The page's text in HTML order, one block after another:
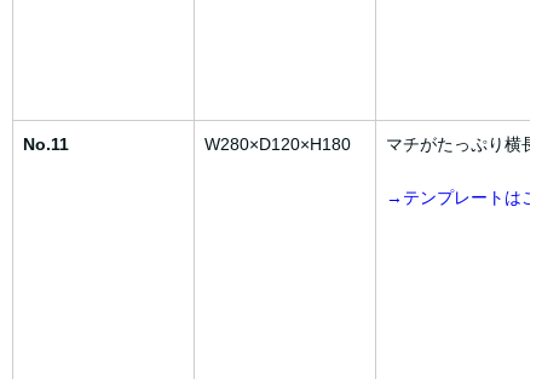
No.11 W280×D120×H180 マチがたっぷり横
→テンプレートはこ